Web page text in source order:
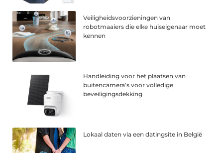
Veiligheidsvoorzieningen van
robotmaaiers die elke huiseigenaar moet
kennen
Handleiding voor het plaatsen van
buitencamera’s voor volledige
beveiligingsdekking
Lokaal daten via een datingsite in België